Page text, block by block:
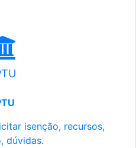
isenção, recursos,
dúvidas.